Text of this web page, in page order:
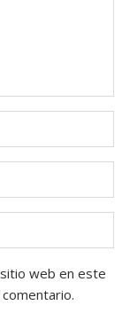
web en este